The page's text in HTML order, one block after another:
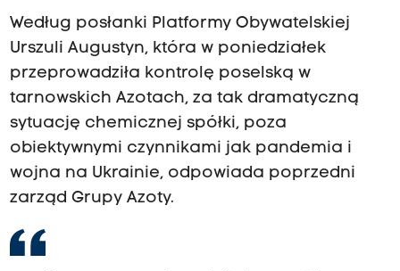
Według posłanki Platformy Obywatelskiej
Urszuli Augustyn, która w poniedziałek
przeprowadziła kontrolę poselską w
tarnowskich Azotach, za tak dramatyczną
sytuację chemicznej spółki, poza
obiektywnymi czynnikami jak pandemia i
wojna na Ukrainie, odpowiada poprzedni
zarząd Grupy Azoty.